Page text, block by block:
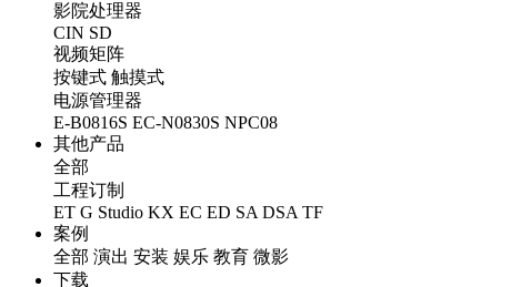
影院处理器
CIN SD
视频矩阵
按键式 触摸式
电源管理器
E-B0816S EC-N0830S NPC08
其他产品
全部
工程订制
ET G Studio KX EC ED SA DSA TF
案例
全部 演出 安装 娱乐 教育 微影
下载